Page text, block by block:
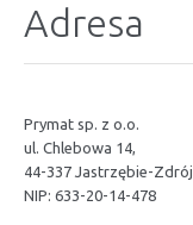
Adresa
Prymat sp. z o.o.
ul. Chlebowa 14,
44-337 Jastrzębie-Zdrój
NIP: 633-20-14-478